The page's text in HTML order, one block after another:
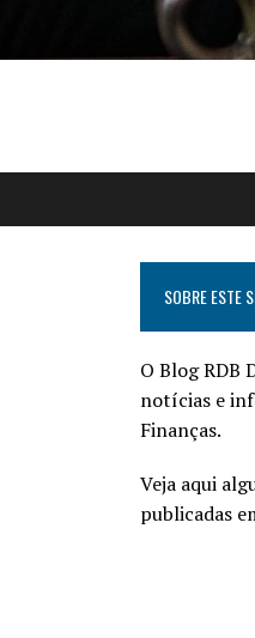
SOBRE ESTE
O Blog RDB
notícias e
Finanças.
Veja aqui
publicadas